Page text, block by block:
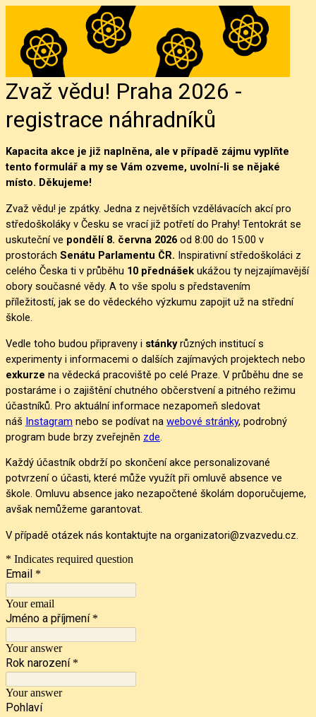
Zvaž vědu! Praha 2026 -
registrace náhradníků
Kapacita akce je již naplněna, ale v případě zájmu vyplňte
tento formulář a my se Vám ozveme, uvolní-li se nějaké
místo. Děkujeme!
Zvaž vědu! je zpátky. Jedna z největších vzdělávacích akcí pro
středoškoláky v Česku se vrací již potřetí do Prahy! Tentokrát se
uskuteční ve pondělí 8. června 2026 od 8:00 do 15:00 v
prostorách Senátu Parlamentu ČR. Inspirativní středoškoláci z
celého Česka ti v průběhu 10 přednášek ukážou ty nejzajímavější
obory současné vědy. A to vše spolu s představením
příležitostí, jak se do vědeckého výzkumu zapojit už na střední
škole.
Vedle toho budou připraveny i stánkyrůzných institucí s
experimenty i informacemi o dalších zajímavých projektech nebo
exkurze na vědecká pracoviště po celé Praze. V průběhu dne se
postaráme i o zajištění chutného občerstvení a pitného režimu
účastníků. Pro aktuální informace nezapomeň sledovat
náš Instagram nebo se podívat na webové stránky, podrobný
program bude brzy zveřejněn zde
Každý účastník obdrží po skončení akce personalizované
potvrzení o účasti, které může využít při omluvě absence ve
škole. Omluvu absence jako nezapočtené školám doporučujeme,
avšak nemůžeme garantovat.
V případě otázek nás kontaktujte na organizatori@zvazvedu.cz.
* Indicates required question
Email *
Your email
Jméno a příjmení *
Your answer
Rok narození *
Your answer
Pohlaví